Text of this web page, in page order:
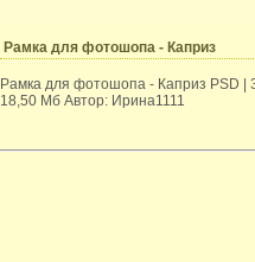
Рамка для фотошопа - Каприз
Рамка для фотошопа - Каприз PSD |
18,50 Mб Автор: Ирина1111